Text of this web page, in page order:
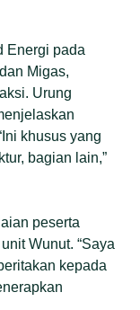
Energi pada
Migas,
Urung
khusus yang
bagian lain,”
peserta
Wunut. “Saya
kepada